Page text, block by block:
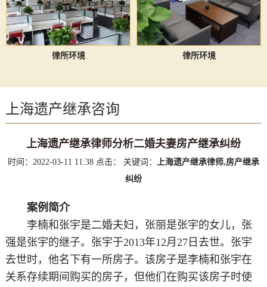
律所环境 律所环境
上海遗产继承咨询
上海遗产继承律师分析二婚夫妻房产继承纠纷
时间：2022-03-11 11:38 点击： 关键词：
上海遗产继承律师,房产继承
纠纷
案例简介
李楠和张宇是二婚夫妇，张丽是张宇的女儿，张
强是张宇的继子。张宇于2013年12月27日去世。张宇
去世时，他名下有一所房子。该房子是李楠和张宇在
关系存续期间购买的房子，但他们在购买该房子时使